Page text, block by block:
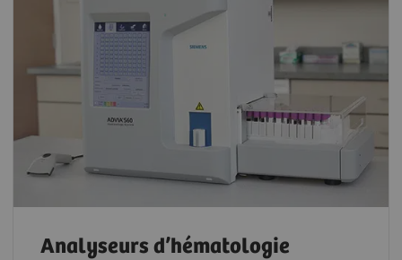
Analyseurs d’hématologie